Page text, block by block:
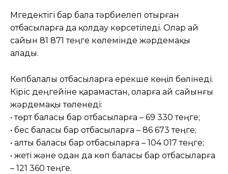
Мүгедектігі бар бала тәрбиелеп отырған
отбасыларға да қолдау көрсетіледі. Олар ай
сайын 81 871 теңге көлемінде жәрдемақы
алады.
Көпбалалы отбасыларға ерекше көңіл бөлінеді.
Кіріс деңгейіне қарамастан, оларға ай сайынғы
жәрдемақы төленеді:
• төрт баласы бар отбасыларға – 69 330 теңге;
• бес баласы бар отбасыларға – 86 673 теңге;
• алты баласы бар отбасыларға – 104 017 теңге;
• жеті және одан да көп баласы бар отбасыларға
– 121 360 теңге.